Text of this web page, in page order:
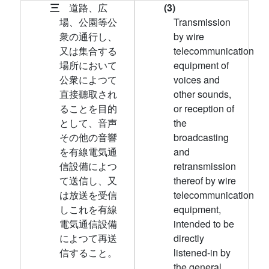
三 道路、広
場、公園等公
衆の通行し、
又は集合する
場所において
公衆によつて
直接聽取され
ることを目的
として、音声
その他の音響
を有線電気通
信設備によつ
て送信し、又
は放送を受信
しこれを有線
電気通信設備
によつて再送
信すること。
(3)
Transmission
by wire
telecommunication
equipment of
voices and
other sounds,
or reception of
the
broadcasting
and
retransmission
thereof by wire
telecommunication
equipment,
intended to be
directly
listened-in by